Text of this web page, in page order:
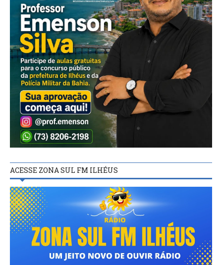
ACESSE ZONA SUL FM ILHÉUS